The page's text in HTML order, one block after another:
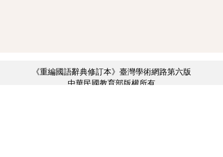
《重編國語辭典修訂本》臺灣學術網路第六版
中華民國教育部版權所有